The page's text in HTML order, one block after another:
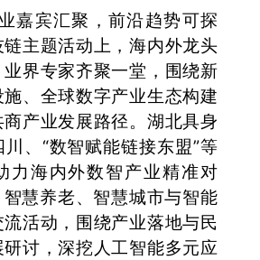
嘉宾汇聚，前沿趋势可探
主题活动上，海内外龙头
界专家齐聚一堂，围绕新
、全球数字产业生态构建
产业发展路径。湖北具身
、“数智赋能链接东盟”等
力海内外数智产业精准对
慧养老、智慧城市与智能
活动，围绕产业落地与民
讨，深挖人工智能多元应